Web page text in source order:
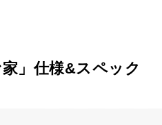
」仕様&スペック